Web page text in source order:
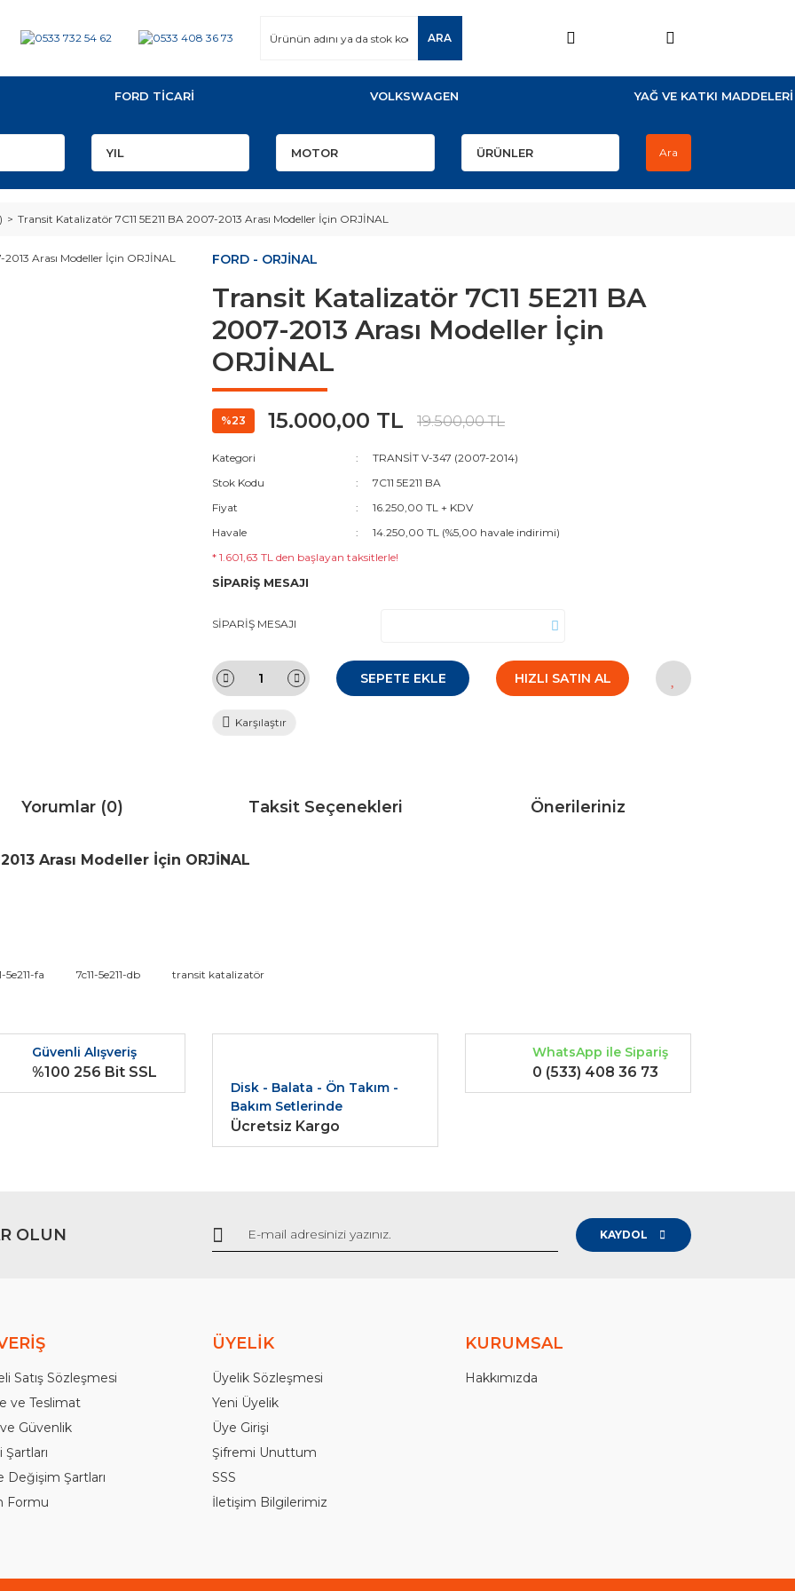
ARA
FORD TİCARİ VOLKSWAGEN YAĞ VE KATKI MADDELERİ
Ara
Transit Katalizatör 7C11 5E211 BA 2007-2013 Arası Modeller İçin ORJİNAL
FORD - ORJİNAL
Transit Katalizatör 7C11 5E211 BA
2007-2013 Arası Modeller İçin
ORJİNAL
%23 15.000,00 TL 19.500,00 TL
Kategori
TRANSİT V-347 (2007-2014)
Stok Kodu
7C11 5E211 BA
Fiyat
16.250,00 TL + KDV
Havale
14.250,00 TL (%5,00 havale indirimi)
* 1.601,63 TL den başlayan taksitlerle!
SİPARİŞ MESAJI
SİPARİŞ MESAJI
SEPETE EKLE HIZLI SATIN AL
Karşılaştır
Yorumlar (0) Taksit Seçenekleri Önerileriniz
Arası Modeller İçin ORJİNAL
diğer konularda yetersiz gördüğünüz noktaları öneri formunu kullanarak tarafımıza iletebilirsiniz.
Gönder
5e211-fa 7c11-5e211-db transit katalizatör
Güvenli Alışveriş
%100 256 Bit SSL
Disk - Balata - Ön Takım -
Bakım Setlerinde
Ücretsiz Kargo
WhatsApp ile Sipariş
0 (533) 408 36 73
OLUN KAYDOL
Satış Sözleşmesi
ve Teslimat
Güvenlik
Şartları
Değişim Şartları
Formu
ÜYELİK
Üyelik Sözleşmesi
Yeni Üyelik
Üye Girişi
Şifremi Unuttum
SSS
İletişim Bilgilerimiz
KURUMSAL
Hakkımızda